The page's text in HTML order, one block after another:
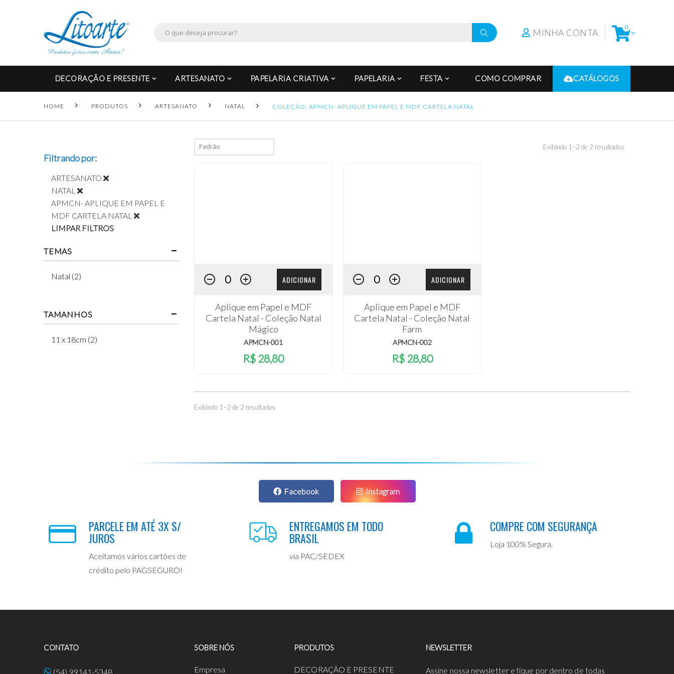
MINHA CONTA 0
DECORAÇÃO E PRESENTE ARTESANATO PAPELARIA CRIATIVA PAPELARIA FESTA COMO COMPRAR CATÁLOGOS
HOME PRODUTOS ARTESANATO NATAL COLEÇÃO: APMCN- APLIQUE EM PAPEL E MDF CARTELA NATAL
Exibindo 1–2 de 2 resultados
ADICIONAR
Aplique em Papel e MDF
Cartela Natal - Coleção Natal
Mágico
APMCN-001
R$ 28,80
ADICIONAR
Aplique em Papel e MDF
Cartela Natal - Coleção Natal
Farm
APMCN-002
R$ 28,80
Exibindo 1–2 de 2 resultados
Filtrando por:
ARTESANATO
NATAL
APMCN- APLIQUE EM PAPEL E
MDF CARTELA NATAL
LIMPAR FILTROS
TEMAS
Natal (2)
TAMANHOS
11 x 18cm (2)
Facebook Instagram
PARCELE EM ATÉ 3X S/
JUROS
Aceitamos vários cartões de
crédito pelo PAGSEGURO!
ENTREGAMOS EM TODO
BRASIL
via PAC/SEDEX
COMPRE COM SEGURANÇA
Loja 100% Segura.
CONTATO
(54) 99141-5348
SOBRE NÓS
Empresa
PRODUTOS
DECORAÇÃO E PRESENTE
NEWSLETTER
Assine nossa newsletter e fique por dentro de todas